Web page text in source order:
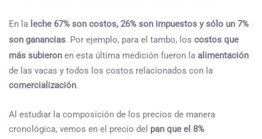
En la leche 67% son costos, 26% son impuestos y sólo un 7%
son ganancias. Por ejemplo, para el tambo, los costos que
más subieron en esta última medición fueron la alimentación
de las vacas y todos los costos relacionados con la
comercialización.
Al estudiar la composición de los precios de manera
cronológica, vemos en el precio del pan que el 8%